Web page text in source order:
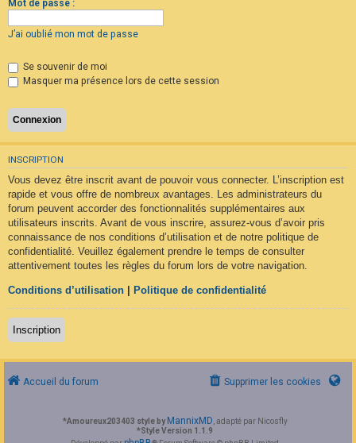
p
i
A
Q
Mot de passe :
J’ai oublié mon mot de passe
Se souvenir de moi
Masquer ma présence lors de cette session
INSCRIPTION
Vous devez être inscrit avant de pouvoir vous connecter. L’inscription est
rapide et vous offre de nombreux avantages. Les administrateurs du
forum peuvent accorder des fonctionnalités supplémentaires aux
utilisateurs inscrits. Avant de vous inscrire, assurez-vous d’avoir pris
connaissance de nos conditions d’utilisation et de notre politique de
confidentialité. Veuillez également prendre le temps de consulter
attentivement toutes les règles du forum lors de votre navigation.
Conditions d’utilisation Politique de confidentialité
Inscription
Accueil du forum Supprimer les cookies
*Amoureux203403 style by MannixMD, adapté par Nicosfly
*Style Version 1.1.9